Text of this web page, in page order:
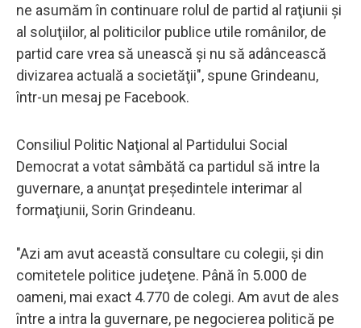
ne asumăm în continuare rolul de partid al raţiunii şi
al soluţiilor, al politicilor publice utile românilor, de
partid care vrea să unească şi nu să adâncească
divizarea actuală a societăţii", spune Grindeanu,
într-un mesaj pe Facebook.
Consiliul Politic Naţional al Partidului Social
Democrat a votat sâmbătă ca partidul să intre la
guvernare, a anunţat preşedintele interimar al
formaţiunii, Sorin Grindeanu.
"Azi am avut această consultare cu colegii, şi din
comitetele politice judeţene. Până în 5.000 de
oameni, mai exact 4.770 de colegi. Am avut de ales
între a intra la guvernare, pe negocierea politică pe